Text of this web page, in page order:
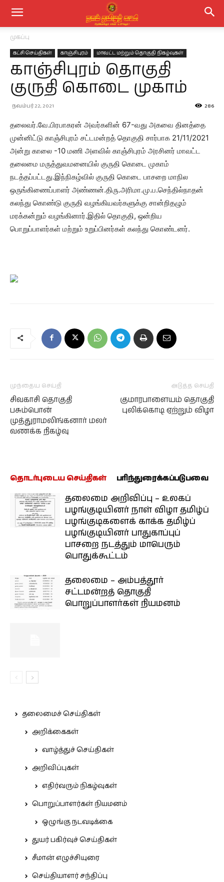
முகப்பு
கட்சி செய்திகள் காஞ்சிபுரம் மாவட்ட மற்றும் தொகுதி நிகழ்வுகள்
காஞ்சிபுரம் தொகுதி
குருதி கொடை முகாம்
நவம்பர் 22, 2021 286
தலைவர்.வே.பிரபாகரன் அவர்களின் 67-வது அகவை தினத்தை
முன்னிட்டு காஞ்சிபுரம் சட்டமன்றத் தொகுதி சார்பாக 21/11/2021
அன்று காலை -10 மணி அளவில் காஞ்சிபுரம் அரசினர் மாவட்ட
தலைமை மருத்துவமனையில் குருதி கொடை முகாம்
நடத்தப்பட்டது.இந்நிகழ்வில் குருதி கொடை பாசறை மாநில
ஒருங்கிணைப்பாளர் அண்ணன்.திரு.அரிமா.மு.ப.செந்தில்நாதன்
கலந்து கொண்டு குருதி வழங்கியவர்களுக்கு சான்றிதழும்
மரக்கன்றும் வழங்கினார்.இதில் தொகுதி, ஒன்றிய
பொறுப்பாளர்கள் மற்றும் உறுப்பினர்கள் கலந்து கொண்டனர்.
முந்தைய செய்தி
சிவகாசி தொகுதி
பசும்பொன்
முத்துராமலிங்கனார் மலர்
வணக்க நிகழ்வு
அடுத்த செய்தி
குமாரபாளையம் தொகுதி
புலிக்கொடி ஏற்றும் விழா
தொடர்புடைய செய்திகள் பரிந்துரைக்கப்படுபவை
தலைமை அறிவிப்பு – உலகப்
பழங்குடியினர் நாள் விழா தமிழ்ப்
பழங்குடிகளைக் காக்க தமிழ்ப்
பழங்குடியினர் பாதுகாப்புப்
பாசறை நடத்தும் மாபெரும்
பொதுக்கூட்டம்
தலைமை – அம்பத்தூர்
சட்டமன்றத் தொகுதி
பொறுப்பாளர்கள் நியமனம்
தலைமைச் செய்திகள்
அறிக்கைகள்
வாழ்த்துச் செய்திகள்
அறிவிப்புகள்
எதிர்வரும் நிகழ்வுகள்
பொறுப்பாளர்கள் நியமனம்
ஒழுங்கு நடவடிக்கை
துயர் பகிர்வுச் செய்திகள்
சீமான் எழுச்சியுரை
செய்தியாளர் சந்திப்பு